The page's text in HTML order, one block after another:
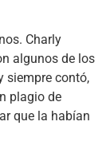
Charly
algunos de los
siempre contó,
plagio de
que la habían